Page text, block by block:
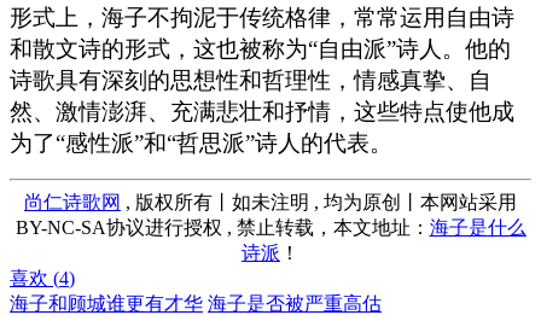
形式上，海子不拘泥于传统格律，常常运用自由诗
和散文诗的形式，这也被称为“自由派”诗人。他的
诗歌具有深刻的思想性和哲理性，情感真挚、自
然、激情澎湃、充满悲壮和抒情，这些特点使他成
为了“感性派”和“哲思派”诗人的代表。
尚仁诗歌网 , 版权所有丨如未注明 , 均为原创丨本网站采用
BY-NC-SA协议进行授权 , 禁止转载，本文地址： 海子是什么
诗派 ！
喜欢 (4)
海子和顾城谁更有才华 海子是否被严重高估